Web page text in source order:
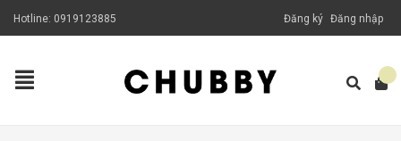
Hotline: 0919123885 Đăng ký Đăng nhập